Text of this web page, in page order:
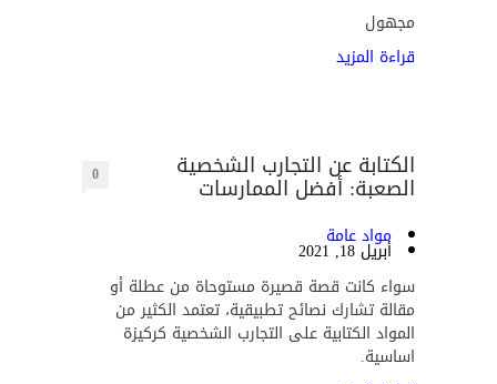
مجهول
قراءة المزيد
الكتابة عن التجارب الشخصية
الصعبة: أفضل الممارسات 0
مواد عامة
أبريل 18, 2021
سواء كانت قصة قصيرة مستوحاة من عطلة أو
مقالة تشارك نصائح تطبيقية، تعتمد الكثير من
المواد الكتابية على التجارب الشخصية كركيزة
اساسية.